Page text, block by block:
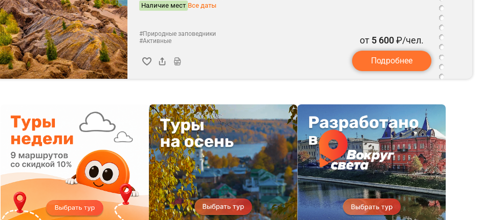
Наличие мест Все даты
#Природные заповедники
#Активные
от 5 600₽/чел.
Подробнее